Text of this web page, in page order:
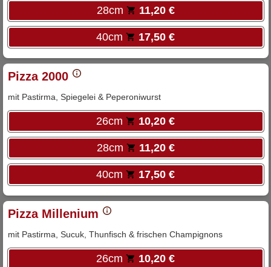
28cm 11,20 €
40cm 17,50 €
Pizza 2000
mit Pastirma, Spiegelei & Peperoniwurst
26cm 10,20 €
28cm 11,20 €
40cm 17,50 €
Pizza Millenium
mit Pastirma, Sucuk, Thunfisch & frischen Champignons
26cm 10,20 €